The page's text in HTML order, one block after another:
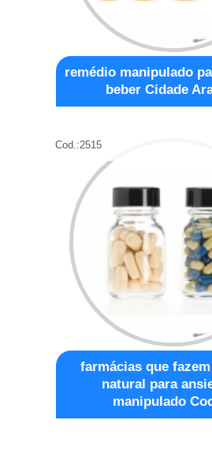
remédio manipulado
beber Cidade
Cod.:2515
farmácias que
natural para
manipulado